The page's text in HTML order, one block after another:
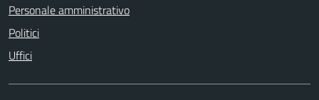
Personale amministrativo
Politici
Uffici